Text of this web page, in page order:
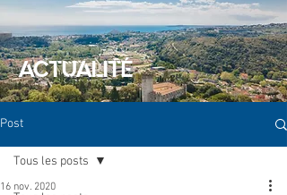
ACTUALITÉ
Post
Tous les posts
16 nov. 2020